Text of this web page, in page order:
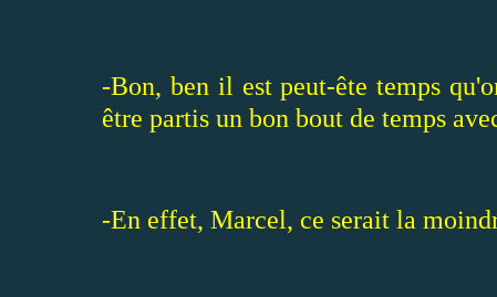
-Bon, ben il est peut-ête temps
être partis un bon bout de temps
-En effet, Marcel, ce serait la